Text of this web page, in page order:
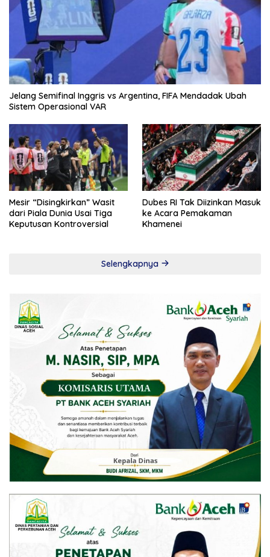
Jelang Semifinal Inggris vs Argentina, FIFA Mendadak Ubah
Sistem Operasional VAR
Mesir “Disingkirkan” Wasit
dari Piala Dunia Usai Tiga
Keputusan Kontroversial
Dubes RI Tak Diizinkan Masuk
ke Acara Pemakaman
Khamenei
Selengkapnya